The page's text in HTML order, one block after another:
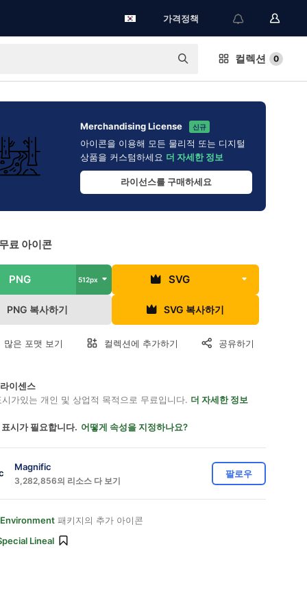
가격정책
컬렉션 0
Merchandising License 신규
아이콘을 이용해 모든 물리적 또는 디지털
상품을 커스텀하세요 더 자세한 정보
라이선스를 구매하세요
료 아이콘
PNG 512px SVG
PNG 복사하기 SVG 복사하기
많은 포맷 보기 컬렉션에 추가하기 공유하기
이센스
가있는 개인 및 상업적 목적으로 무료입니다. 더 자세한 정보
시가 필요합니다. 어떻게 속성을 지정하나요?
Magnific
3,282,856의 리소스 다 보기
팔로우
패키지의 추가 아이콘
Lineal